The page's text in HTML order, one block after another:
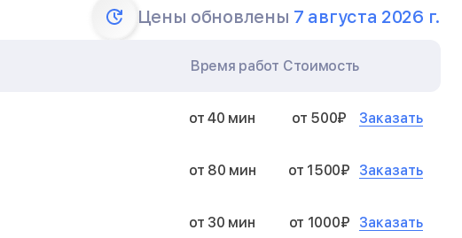
Цены обновлены 7 августа 2026 г.
Время работ Стоимость
от 40 мин от 500₽ Заказать
от 80 мин от 1500₽ Заказать
от 30 мин от 1000₽ Заказать